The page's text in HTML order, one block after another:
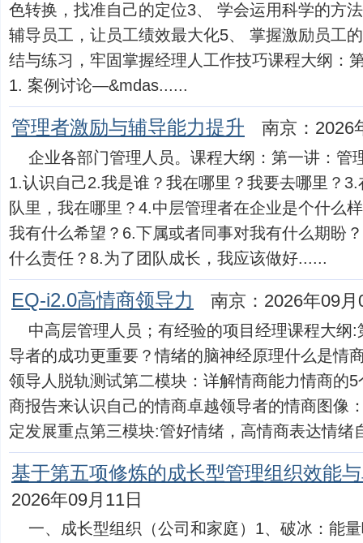
色转换，找准自己的定位3、 学会运用科学的方
辅导员工，让员工绩效最大化5、 掌握激励员工
结与练习，牢固掌握经理人工作技巧课程大纲：
1. 案例讨论—&mdas......
管理者激励与辅导能力提升 南京：2026
企业各部门管理人员。课程大纲：第一讲：管
1.认识自己2.我是谁？我在哪里？我要去哪里？
队里，我在哪里？4.中层管理者在企业是个什么
我有什么希望？6.下属或者同事对我有什么期盼
什么责任？8.为了团队成长，我应该做好......
EQ-i2.0高情商领导力 南京：2026年09月
中高层管理人员；有经验的项目经理课程大纲
导者的成功更重要？情绪的脑神经原理什么是情
领导人脱轨测试第二模块：详解情商能力情商的
商报告来认识自己的情商卓越领导者的情商图像
定发展重点第三模块:管好情绪，高情商表达情绪
基于第五项修炼的成长型管理组织效能
2026年09月11日
一、成长型组织（公司和家庭）1、破冰：能